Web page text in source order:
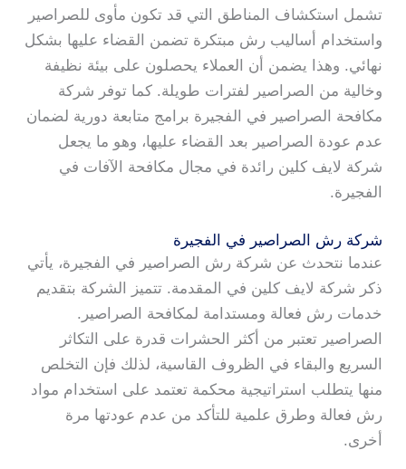
تشمل استكشاف المناطق التي قد تكون مأوى للصراصير
واستخدام أساليب رش مبتكرة تضمن القضاء عليها بشكل
نهائي. وهذا يضمن أن العملاء يحصلون على بيئة نظيفة
وخالية من الصراصير لفترات طويلة. كما توفر شركة
مكافحة الصراصير في الفجيرة برامج متابعة دورية لضمان
عدم عودة الصراصير بعد القضاء عليها، وهو ما يجعل
شركة لايف كلين رائدة في مجال مكافحة الآفات في
الفجيرة.
شركة رش الصراصير في الفجيرة
عندما نتحدث عن شركة رش الصراصير في الفجيرة، يأتي
ذكر شركة لايف كلين في المقدمة. تتميز الشركة بتقديم
خدمات رش فعالة ومستدامة لمكافحة الصراصير.
الصراصير تعتبر من أكثر الحشرات قدرة على التكاثر
السريع والبقاء في الظروف القاسية، لذلك فإن التخلص
منها يتطلب استراتيجية محكمة تعتمد على استخدام مواد
رش فعالة وطرق علمية للتأكد من عدم عودتها مرة
أخرى.